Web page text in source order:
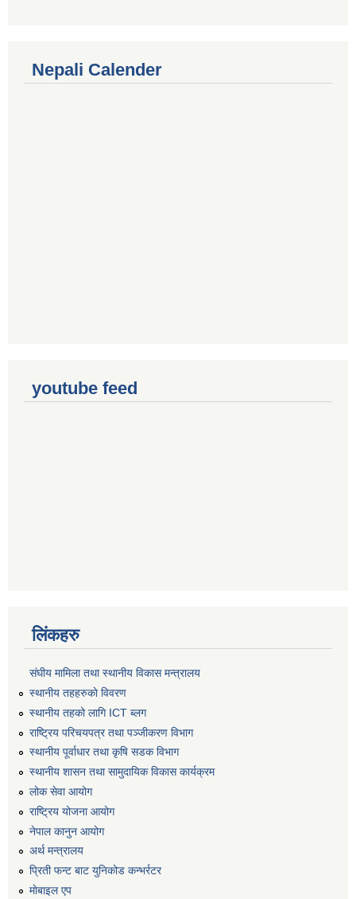
Nepali Calender
youtube feed
लिंकहरु
संघीय मामिला तथा स्थानीय विकास मन्त्रालय
स्थानीय तहहरुकाे विवरण
स्थानीय तहको लागि ICT ब्लग
राष्‍ट्रिय परिचयपत्र तथा पञ्‍जीकरण विभाग
स्थानीय पूर्वाधार तथा कृषि सडक विभाग
स्थानीय शासन तथा सामुदायिक विकास कार्यक्रम
लोक सेवा आयोग
राष्ट्रिय योजना आयोग
नेपाल कानुन आयोग
अर्थ मन्त्रालय
प्रिती फन्ट बाट युनिकोड कन्भर्रटर
माेबाइल एप